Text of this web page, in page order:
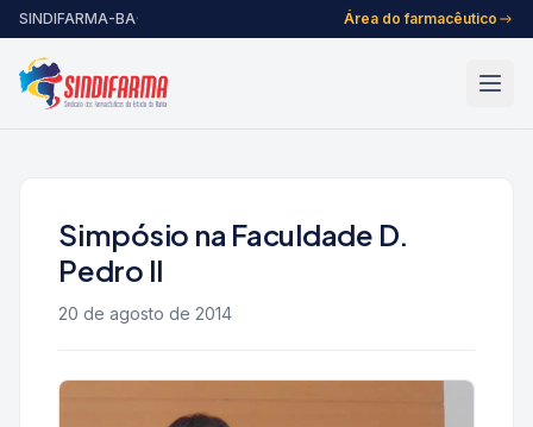
Pular para o conteúdo
SINDIFARMA-BA· Área do farmacêutico
Simpósio na Faculdade D.
Pedro II
20 de agosto de 2014